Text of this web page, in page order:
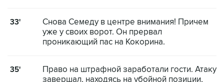
33'
Снова Семеду в центре внимания! Причем
уже у своих ворот. Он прервал
проникающий пас на Кокорина.
35'
Право на штрафной заработали гости. Атаку
завершал, находясь на убойной позиции,